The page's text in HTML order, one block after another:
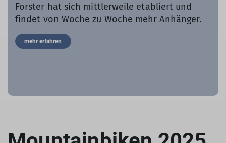
Forster hat sich mittlerweile etabliert und
findet von Woche zu Woche mehr Anhänger.
mehr erfahren